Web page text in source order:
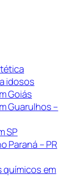
idosos
Goiás
Guarulhos –
SP
Paraná – PR
em